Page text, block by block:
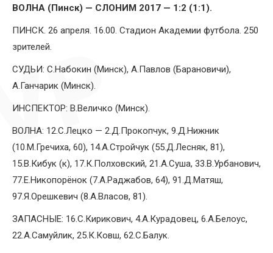
ВОЛНА (Пинск) — СЛОНИМ 2017 — 1:2 (1:1).
ПИНСК. 26 апреля. 16.00. Стадион Академии футбола. 250
зрителей.
СУДЬИ: С.Набокин (Минск), А.Павлов (Барановичи),
А.Ганчарик (Минск).
ИНСПЕКТОР: В.Величко (Минск).
ВОЛНА: 12.С.Лецко — 2.Д.Прокопчук, 9.Д.Нижник
(10.М.Гречиха, 60), 14.А.Стройчук (55.Д.Лесняк, 81),
15.В.Кибук (к), 17.К.Полховский, 21.А.Суша, 33.В.Урбанович,
77.Е.Никопорёнок (7.А.Раджабов, 64), 91.Д.Матяш,
97.Я.Орешкевич (8.А.Власов, 81).
ЗАПАСНЫЕ: 16.С.Кирикович, 4.А.Курадовец, 6.А.Белоус,
22.А.Самуйлик, 25.К.Ковш, 62.С.Балук.